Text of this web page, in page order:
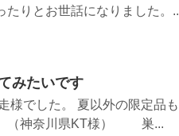
たりとお世話になりました。
みたいです
様でした。 夏以外の限定品
KT様） 巣...